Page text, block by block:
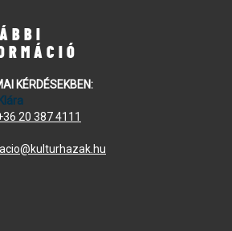
KÉRDÉSEKBEN:
20 387 4111